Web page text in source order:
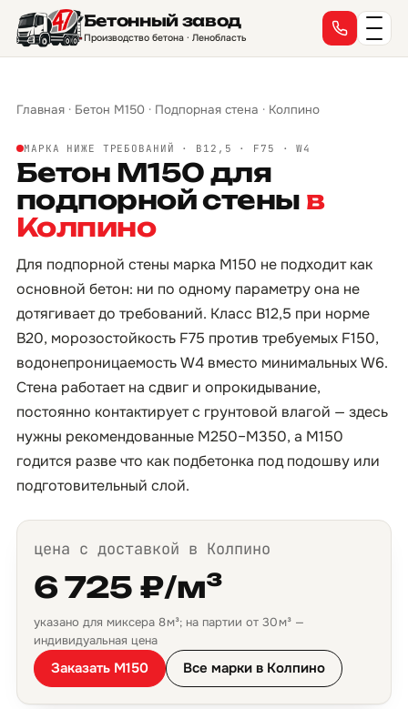
Бетонный завод
Производство бетона · Ленобласть
Главная · Бетон М150 · Подпорная стена · Колпино
МАРКА НИЖЕ ТРЕБОВАНИЙ · B12,5 · F75 · W4
Бетон М150 для
подпорной стены в
Колпино
Для подпорной стены марка М150 не подходит как
основной бетон: ни по одному параметру она не
дотягивает до требований. Класс B12,5 при норме
B20, морозостойкость F75 против требуемых F150,
водонепроницаемость W4 вместо минимальных W6.
Стена работает на сдвиг и опрокидывание,
постоянно контактирует с грунтовой влагой — здесь
нужны рекомендованные М250–М350, а М150
годится разве что как подбетонка под подошву или
подготовительный слой.
цена с доставкой в Колпино
6 725 ₽/м³
указано для миксера 8 м³; на партии от 30 м³ —
индивидуальная цена
Заказать М150 Все марки в Колпино